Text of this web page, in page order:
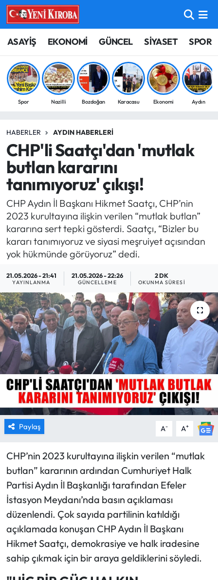
ASAYİŞ EKONOMİ GÜNCEL SİYASET SPOR
Spor Nazilli Bozdoğan Karacasu Ekonomi Aydın
HABERLER AYDIN HABERLERI
CHP'li Saatçı'dan 'mutlak
butlan kararını
tanımıyoruz' çıkışı!
CHP Aydın İl Başkanı Hikmet Saatçı, CHP’nin
2023 kurultayına ilişkin verilen “mutlak butlan”
kararına sert tepki gösterdi. Saatçı, “Bizler bu
kararı tanımıyoruz ve siyasi meşruiyet açısından
yok hükmünde görüyoruz” dedi.
21.05.2026 - 21:41
YAYINLANMA
21.05.2026 - 22:26
GÜNCELLEME
2 DK
OKUNMA SÜRESI
Paylaş A- A+
CHP’nin 2023 kurultayına ilişkin verilen “mutlak
butlan” kararının ardından Cumhuriyet Halk
Partisi Aydın İl Başkanlığı tarafından Efeler
İstasyon Meydanı’nda basın açıklaması
düzenlendi. Çok sayıda partilinin katıldığı
açıklamada konuşan CHP Aydın İl Başkanı
Hikmet Saatçı, demokrasiye ve halk iradesine
sahip çıkmak için bir araya geldiklerini söyledi.
ASAYİŞ
BİLİM-TEKNOLOJİ
ÇEVRE
EĞİTİM
EKONOMİ
GÜNCEL
GÜNDEM
MAGAZİN
SAĞLIK
SİYASET
SPOR
TARIM
TURİZM
YAŞAM
RESMİ İLANLAR
HABER İLAN
Aydın Nöbetçi Eczaneler
Aydın Hava Durumu
Aydin Namaz Vakitleri
Süper Lig Puan Durumu ve Fikstür
Tüm Manşetler
Son Dakika Haberleri
Haber Arşivi